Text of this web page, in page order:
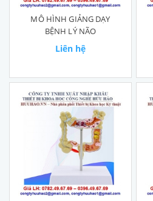
MÔ HÌNH GIẢNG DẠY
BỆNH LÝ NÃO
Liên hệ